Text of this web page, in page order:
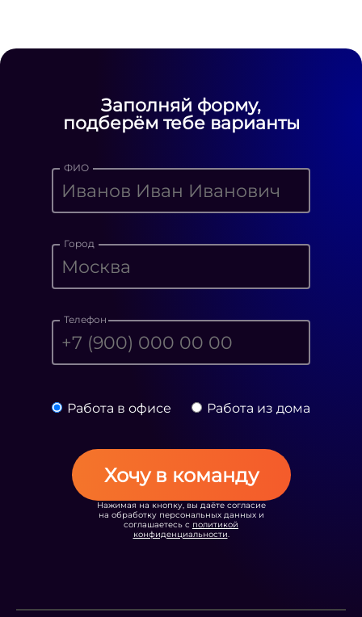
Заполняй форму,
подберём тебе варианты
ФИО
Город
Телефон
Работа в офисе Работа из дома
Хочу в команду
Нажимая на кнопку, вы даёте согласие
на обработку персональных данных и
соглашаетесь с политикой
конфиденциальности.